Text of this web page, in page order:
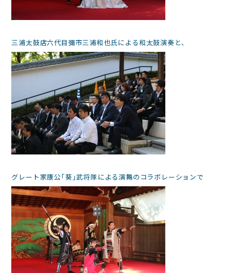
三浦太鼓店六代目彌市三浦和也氏による和太鼓演奏と、
グレート家康公｢葵｣武将隊による演舞のコラボレーションで